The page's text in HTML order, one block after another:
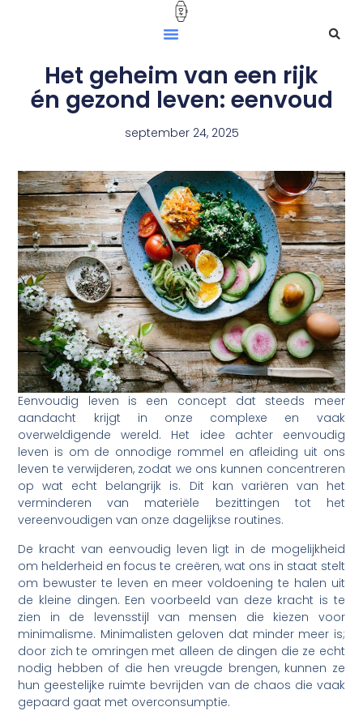
Het geheim van een rijk
én gezond leven: eenvoud
september 24, 2025
Eenvoudig leven is een concept dat steeds meer
aandacht krijgt in onze complexe en vaak
overweldigende wereld. Het idee achter eenvoudig
leven is om de onnodige rommel en afleiding uit ons
leven te verwijderen, zodat we ons kunnen concentreren
op wat echt belangrijk is. Dit kan variëren van het
verminderen van materiële bezittingen tot het
vereenvoudigen van onze dagelijkse routines.
De kracht van eenvoudig leven ligt in de mogelijkheid
om helderheid en focus te creëren, wat ons in staat stelt
om bewuster te leven en meer voldoening te halen uit
de kleine dingen. Een voorbeeld van deze kracht is te
zien in de levensstijl van mensen die kiezen voor
minimalisme. Minimalisten geloven dat minder meer is;
door zich te omringen met alleen de dingen die ze echt
nodig hebben of die hen vreugde brengen, kunnen ze
hun geestelijke ruimte bevrijden van de chaos die vaak
gepaard gaat met overconsumptie.